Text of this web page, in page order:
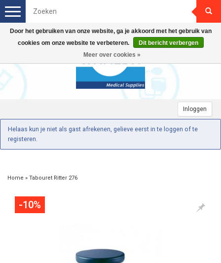
Inloggen
Toggle
Helaas kun je niet als gast afrekenen, gelieve eerst in te loggen of te
registeren.
Home » Tabouret Ritter 276
-10%
Door het gebruiken van onze website, ga je akkoord met het gebruik van
cookies om onze website te verbeteren.
Dit bericht verbergen
Meer over cookies »